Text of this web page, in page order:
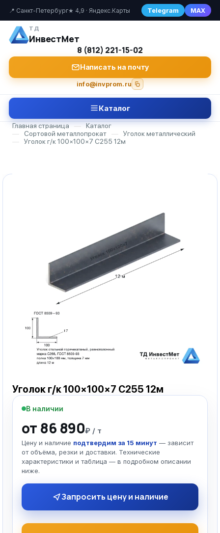
📍 Санкт-Петербург★ 4,9 · Яндекс.Карты Telegram MAX
ТД
ИнвестМет
8 (812) 221-15-02
Написать на почту
info@invprom.ru
Каталог
Главная страница —
Каталог
—
Сортовой металлопрокат —
Уголок металлический
—
Уголок г/к 100×100×7 С255 12м
Уголок г/к 100×100×7 С255 12м
В наличии
от 86 890₽ / т
Цену и наличие подтвердим за 15 минут — зависит
от объёма, резки и доставки. Технические
характеристики и таблица — в подробном описании
ниже.
Запросить цену и наличие